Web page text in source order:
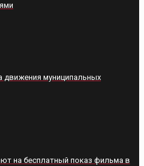
движения муниципальных
на бесплатный показ фильма в